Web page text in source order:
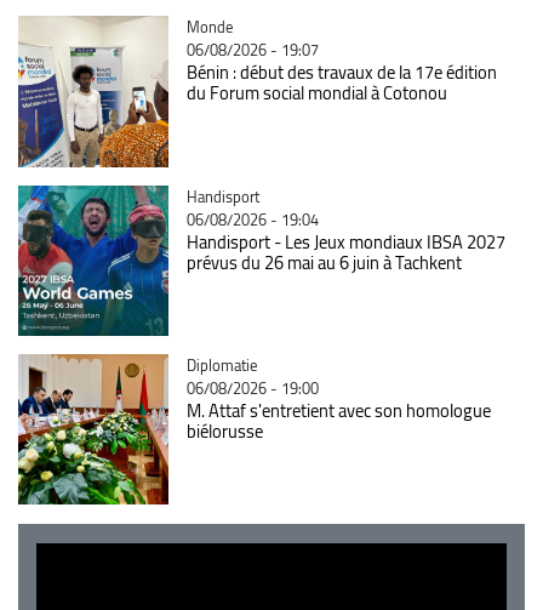
Catégorie
Monde
06/08/2026 - 19:07
Bénin : début des travaux de la 17e édition
du Forum social mondial à Cotonou
Catégorie
Handisport
06/08/2026 - 19:04
Handisport - Les Jeux mondiaux IBSA 2027
prévus du 26 mai au 6 juin à Tachkent
Catégorie
Diplomatie
06/08/2026 - 19:00
M. Attaf s'entretient avec son homologue
biélorusse